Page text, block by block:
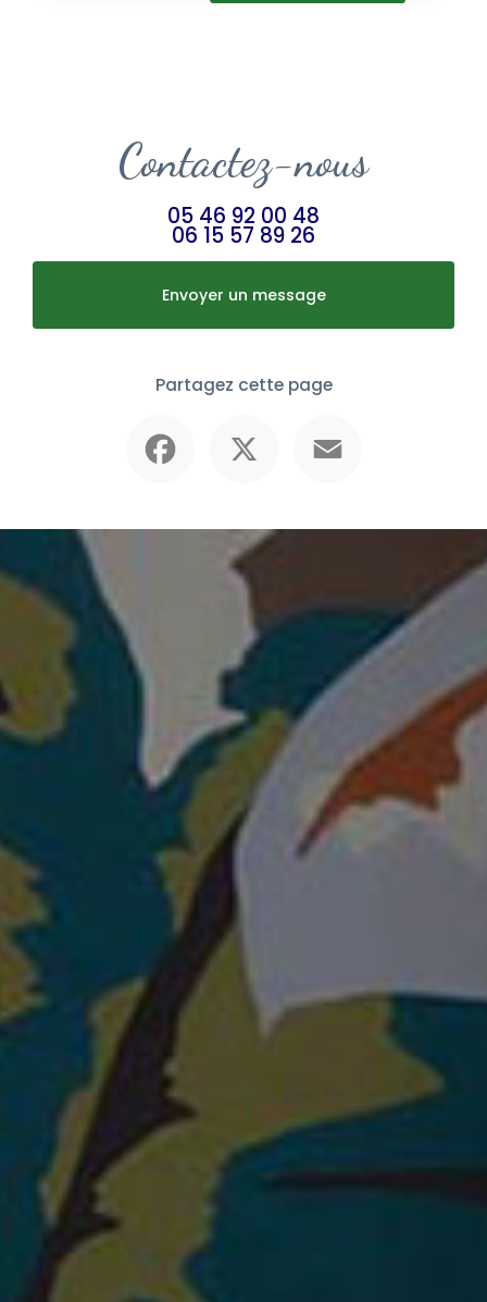
Contactez-nous
05 46 92 00 48
06 15 57 89 26
Envoyer un message
Partagez cette page